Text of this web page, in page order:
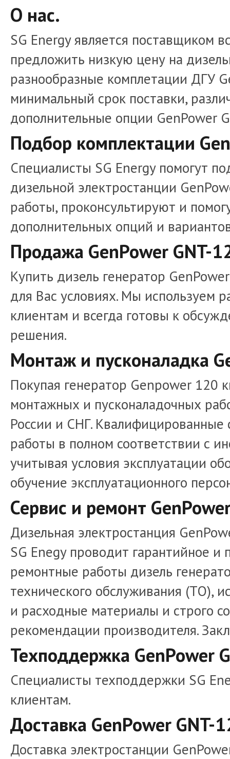
О нас.
SG Energy является поставщиком
предложить низкую цену на
разнообразные комплетации ДГУ
минимальный срок поставки,
дополнительные опции GenPower
Подбор комплектации
Специалисты SG Energy помогут
дизельной электростанции
работы, проконсультируют и
дополнительных опций и
Продажа GenPower GNT-
Купить дизель генератор
для Вас условиях. Мы используем
клиентам и всегда готовы к
решения.
Монтаж и пусконаладка
Покупая генератор Genpower 120
монтажных и пусконаладочных
России и СНГ.
работы в полном соответствии с
учитывая условия эксплуатации
обучение эксплуатационного
Сервис и ремонт
Дизельная электростанция
SG Enegy проводит гарантийное и
ремонтные работы дизель
технического обслуживания (ТО),
и расходные материалы и строго
рекомендации производителя.
Техподдержка GenPower
Специалисты техподдержки SG
клиентам.
Доставка GenPower GNT-
Доставка электростанции